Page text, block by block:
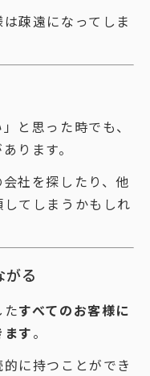
疎遠になってしま
と思った時でも、
ります。
社を探したり、他
てしまうかもしれ
る
すべてのお客様に
す。
に持つことができ